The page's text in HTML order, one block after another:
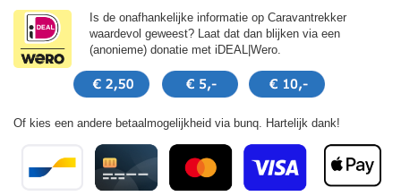
Is de onafhankelijke informatie op Caravantrekker
waardevol geweest? Laat dat dan blijken via een
(anonieme) donatie met iDEAL|Wero.
Of kies een andere betaalmogelijkheid via bunq. Hartelijk dank!